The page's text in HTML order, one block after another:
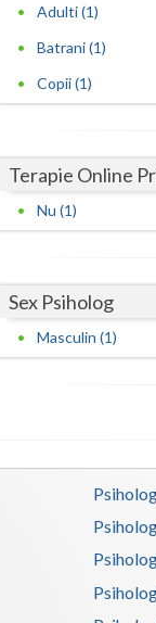
Adulti (1)
Batrani (1)
Copii (1)
Terapie Online
Nu (1)
Sex Psiholog
Masculin (1)